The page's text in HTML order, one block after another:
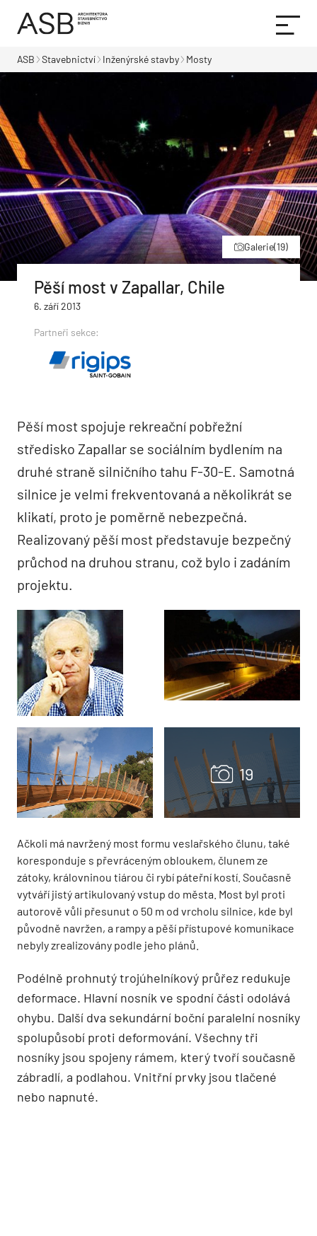
ASB Stavebnictví Inženýrské stavby Mosty
Galerie(19)
Pěší most v Zapallar, Chile
6. září 2013
Partneři sekce:
Pěší most spojuje rekreační pobřežní
středisko Zapallar se sociálním bydlením na
druhé straně silničního tahu F-30-E. Samotná
silnice je velmi frekventovaná a několikrát se
klikatí, proto je poměrně nebezpečná.
Realizovaný pěší most představuje bezpečný
průchod na druhou stranu, což bylo i zadáním
projektu.
Ačkoli má navržený most formu veslařského člunu, také
koresponduje s převráceným obloukem, člunem ze
zátoky, královninou tiárou či rybí páteřní kostí. Současně
vytváří jistý artikulovaný vstup do města. Most byl proti
autorově vůli přesunut o 50 m od vrcholu silnice, kde byl
původně navržen, a rampy a pěší přístupové komunikace
nebyly zrealizovány podle jeho plánů.
Podélně prohnutý trojúhelníkový průřez redukuje
deformace. Hlavní nosník ve spodní části odolává
ohybu. Další dva sekundární boční paralelní nosníky
spolupůsobí proti deformování. Všechny tři
nosníky jsou spojeny rámem, který tvoří současně
zábradlí, a podlahou. Vnitřní prvky jsou tlačené
nebo napnuté.